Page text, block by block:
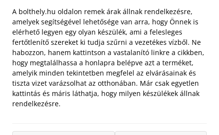
A bolthely.hu oldalon remek árak állnak rendelkezésre,
amelyek segítségével lehetősége van arra, hogy Önnek is
elérhető legyen egy olyan készülék, ami a felesleges
fertőtlenítő szereket ki tudja szűrni a vezetékes vízből. Ne
habozzon, hanem kattintson a vastalanító linkre a cikkben,
hogy megtalálhassa a honlapra belépve azt a terméket,
amelyik minden tekintetben megfelel az elvárásainak és
tiszta vizet varázsolhat az otthonában. Már csak egyetlen
kattintás és máris láthatja, hogy milyen készülékek állnak
rendelkezésre.